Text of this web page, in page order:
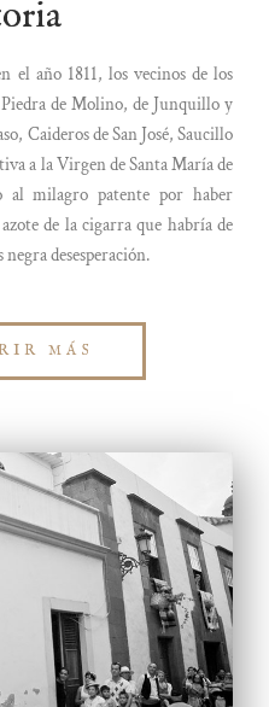
el año 1811, los vecinos de los
de Molino, de Junquillo y
Caideros de San José, Saucillo
a la Virgen de Santa María de
al milagro patente por haber
de la cigarra que habría de
desesperación.
MÁS